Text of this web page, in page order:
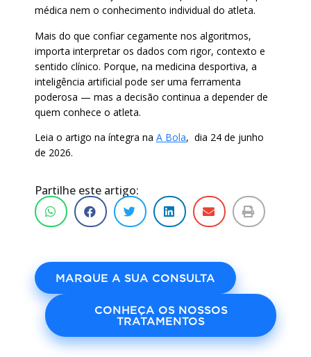
médica nem o conhecimento individual do atleta.
Mais do que confiar cegamente nos algoritmos,
importa interpretar os dados com rigor, contexto e
sentido clínico. Porque, na medicina desportiva, a
inteligência artificial pode ser uma ferramenta
poderosa — mas a decisão continua a depender de
quem conhece o atleta.
Leia o artigo na íntegra na A Bola, dia 24 de junho
de 2026.
Partilhe este artigo:
MARQUE A SUA CONSULTA
CONHEÇA OS NOSSOS
TRATAMENTOS